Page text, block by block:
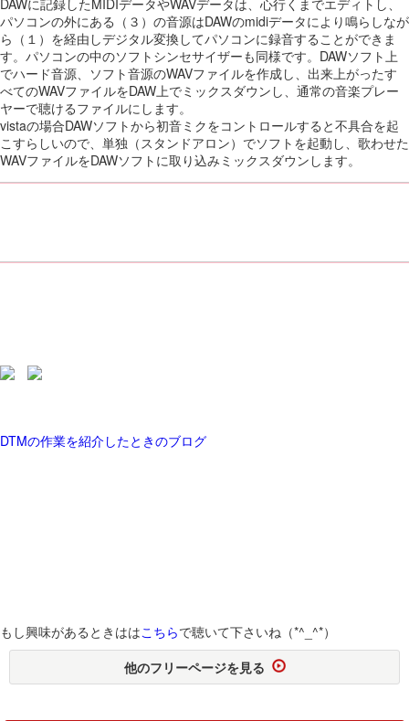
パソコンの外にある（３）の音源はDAWのmidiデータにより鳴らしなが
ら（１）を経由しデジタル変換してパソコンに録音することができま
す。パソコンの中のソフトシンセサイザーも同様です。DAWソフト上
でハード音源、ソフト音源のWAVファイルを作成し、出来上がったす
べてのWAVファイルをDAW上でミックスダウンし、通常の音楽プレー
ヤーで聴けるファイルにします。
vistaの場合DAWソフトから初音ミクをコントロールすると不具合を起
こすらしいので、単独（スタンドアロン）でソフトを起動し、歌わせた
WAVファイルをDAWソフトに取り込みミックスダウンします。
DTMの作業を紹介したときのブログ
もし興味があるときははこちらで聴いて下さいね（*^_^*）
他のフリーページを見る